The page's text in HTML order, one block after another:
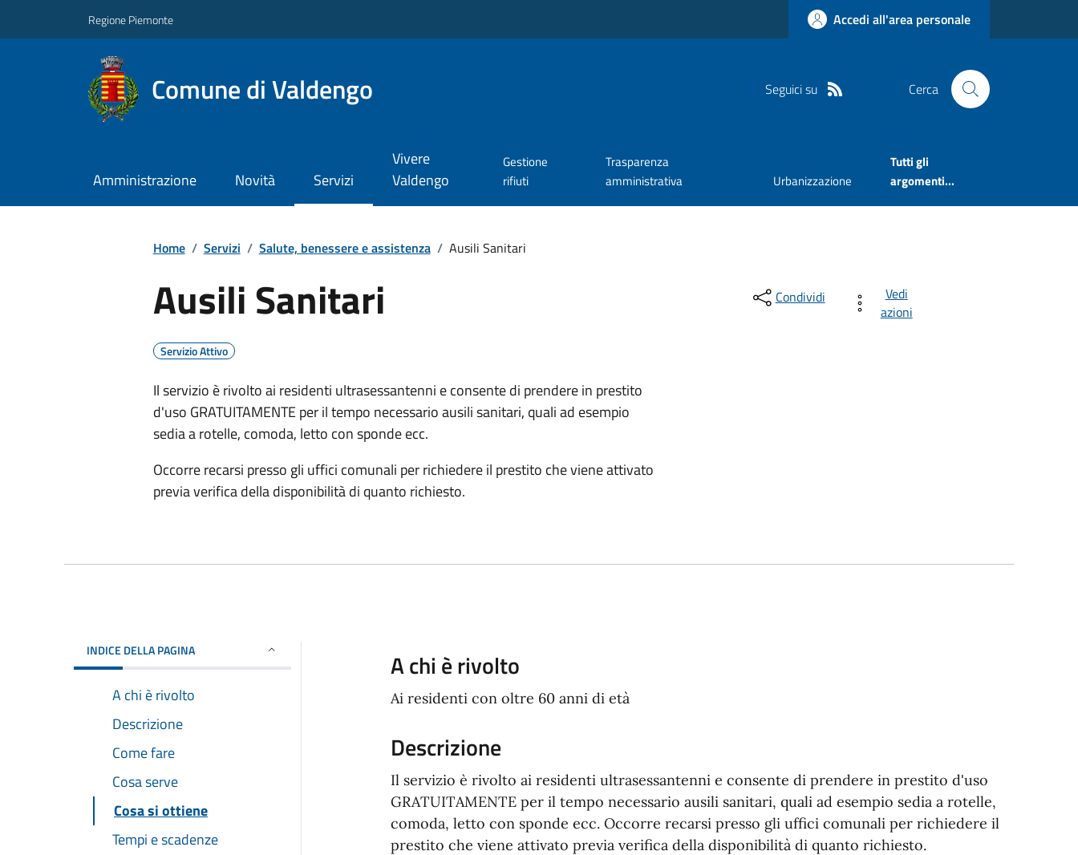
Regione Piemonte Accedi all'area personale
Comune di Valdengo Seguici su Cerca
Amministrazione Novità Servizi
Vivere
Valdengo
Gestione
rifiuti
Trasparenza
amministrativa
Urbanizzazione
Tutti gli
argomenti...
Home / Servizi / Salute, benessere e assistenza / Ausili Sanitari
Ausili Sanitari
Servizio Attivo
Il servizio è rivolto ai residenti ultrasessantenni e consente di prendere in prestito
d'uso GRATUITAMENTE per il tempo necessario ausili sanitari, quali ad esempio
sedia a rotelle, comoda, letto con sponde ecc.
Occorre recarsi presso gli uffici comunali per richiedere il prestito che viene attivato
previa verifica della disponibilità di quanto richiesto.
Condividi
Vedi
azioni
INDICE DELLA PAGINA
A chi è rivolto
Descrizione
Come fare
Cosa serve
Cosa si ottiene
Tempi e scadenze
A chi è rivolto
Ai residenti con oltre 60 anni di età
Descrizione
Il servizio è rivolto ai residenti ultrasessantenni e consente di prendere in prestito d'uso
GRATUITAMENTE per il tempo necessario ausili sanitari, quali ad esempio sedia a rotelle,
comoda, letto con sponde ecc. Occorre recarsi presso gli uffici comunali per richiedere il
prestito che viene attivato previa verifica della disponibilità di quanto richiesto.